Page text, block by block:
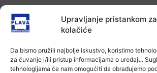
Upravljanje pristankom za
kolačiće
Da bismo pružili najbolje iskustvo, koristimo
za čuvanje i/ili pristup informacijama o uređaju.
tehnologijama će nam omogućiti da obrađujemo
U Županji održana
Ana Tokić
Aktualno